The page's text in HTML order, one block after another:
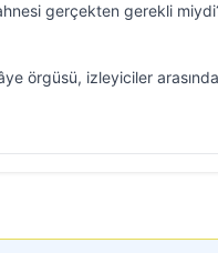
gerçekten gerekli
örgüsü, izleyiciler